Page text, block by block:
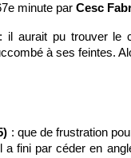
minute par Cesc
aurait pu trouver le
à ses feintes.
: que de frustration
a fini par céder en